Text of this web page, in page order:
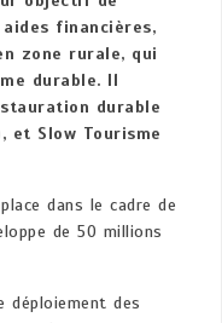
financières,
zone rurale, qui
durable. Il
durable
et Slow Tourisme
dans le cadre de
de 50 millions
déploiement des